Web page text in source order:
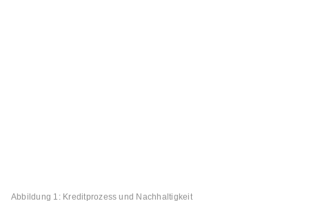
Abbildung 1: Kreditprozess und Nachhaltigkeit